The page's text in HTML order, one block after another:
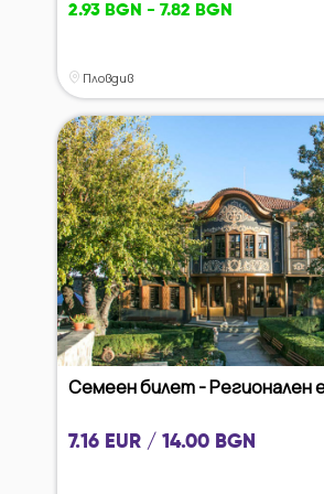
2.93 BGN - 7.82 BGN
Пловдив
Семеен билет - Регионален
7.16 EUR / 14.00 BGN